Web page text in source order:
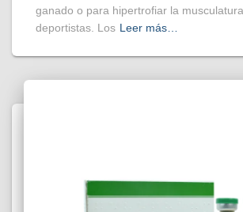
ganado o para hipertrofiar la
deportistas. Los Leer más…